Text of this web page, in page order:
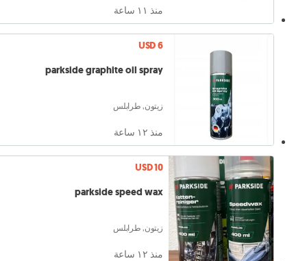
منذ ١١ ساعة
USD 6
parkside graphite oil spray
زيتون, طرابلس
منذ ١٢ ساعة
USD 10
parkside speed wax
زيتون, طرابلس
منذ ١٢ ساعة